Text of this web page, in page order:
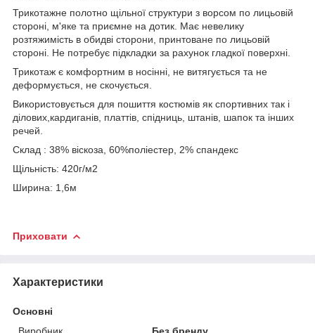
Трикотажне полотно щільної структури з ворсом по лицьовій
стороні, м'яке та приємне на дотик. Має невелику
розтяжимість в обидві сторони, принтоване по лицьовій
стороні. Не потребує підкладки за рахунок гладкої поверхні.
Трикотаж є комфортним в носінні, не витягується та не
деформується, не скочується.
Використовується для пошиття костюмів як спортивних так і
ділових,кардиганів, платтів, спідниць, штанів, шапок та інших
речей.
Склад : 38% віскоза, 60%поліестер, 2% спандекс
Щільність: 420г/м2
Ширина: 1,6м
Приховати
Характеристики
Основні
Виробник
Без бренду